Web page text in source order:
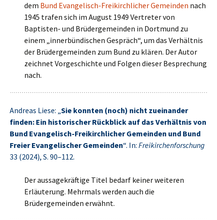
dem Bund Evangelisch-Freikirchlicher Gemeinden nach
1945 trafen sich im August 1949 Vertreter von
Baptisten- und Brüdergemeinden in Dortmund zu
einem „innerbündischen Gespräch“, um das Verhältnis
der Brüdergemeinden zum Bund zu klären. Der Autor
zeichnet Vorgeschichte und Folgen dieser Besprechung
nach.
Andreas Liese: „Sie konnten (noch) nicht zueinander
finden: Ein historischer Rückblick auf das Verhältnis von
Bund Evangelisch-Freikirchlicher Gemeinden und Bund
Freier Evangelischer Gemeinden“. In: Freikirchenforschung
33 (2024), S. 90–112.
Der aussagekräftige Titel bedarf keiner weiteren
Erläuterung. Mehrmals werden auch die
Brüdergemeinden erwähnt.